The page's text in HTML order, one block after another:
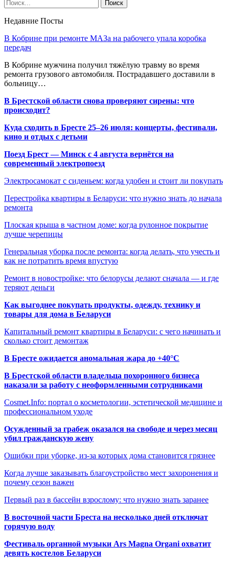
Недавние Посты
В Кобрине при ремонте МАЗа на рабочего упала коробка
передач
В Кобрине мужчина получил тяжёлую травму во время
ремонта грузового автомобиля. Пострадавшего доставили в
больницу…
В Брестской области снова проверяют сирены: что
происходит?
Куда сходить в Бресте 25–26 июля: концерты, фестивали,
кино и отдых с детьми
Поезд Брест — Минск с 4 августа вернётся на
современный электропоезд
Электросамокат с сиденьем: когда удобен и стоит ли покупать
Перестройка квартиры в Беларуси: что нужно знать до начала
ремонта
Плоская крыша в частном доме: когда рулонное покрытие
лучше черепицы
Генеральная уборка после ремонта: когда делать, что учесть и
как не потратить время впустую
Ремонт в новостройке: что белорусы делают сначала — и где
теряют деньги
Как выгоднее покупать продукты, одежду, технику и
товары для дома в Беларуси
Капитальный ремонт квартиры в Беларуси: с чего начинать и
сколько стоит демонтаж
В Бресте ожидается аномальная жара до +40°C
В Брестской области владельца похоронного бизнеса
наказали за работу с неоформленными сотрудниками
Cosmet.Info: портал о косметологии, эстетической медицине и
профессиональном уходе
Осужденный за грабеж оказался на свободе и через месяц
убил гражданскую жену
Ошибки при уборке, из-за которых дома становится грязнее
Когда лучше заказывать благоустройство мест захоронения и
почему сезон важен
Первый раз в бассейн взрослому: что нужно знать заранее
В восточной части Бреста на несколько дней отключат
горячую воду
Фестиваль органной музыки Ars Magna Organi охватит
девять костелов Беларуси